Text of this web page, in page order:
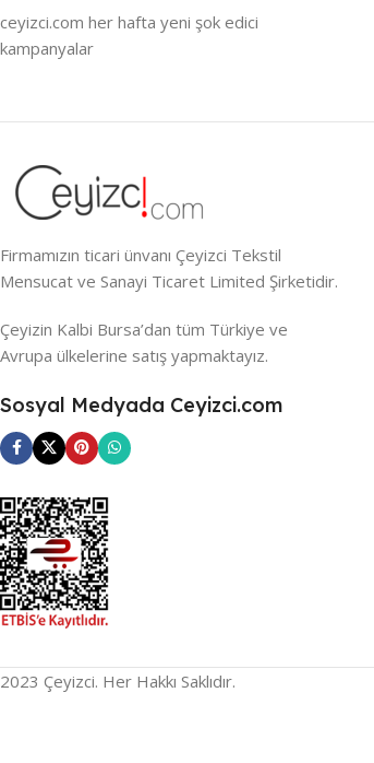
ceyizci.com her hafta yeni şok edici
kampanyalar
Firmamızın ticari ünvanı Çeyizci Tekstil
Mensucat ve Sanayi Ticaret Limited Şirketidir.
Çeyizin Kalbi Bursa’dan tüm Türkiye ve
Avrupa ülkelerine satış yapmaktayız.
Sosyal Medyada Ceyizci.com
2023 Çeyizci. Her Hakkı Saklıdır.